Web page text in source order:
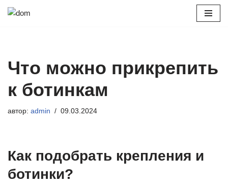
Что можно прикрепить
к ботинкам
автор: admin 09.03.2024
Как подобрать крепления и
ботинки?